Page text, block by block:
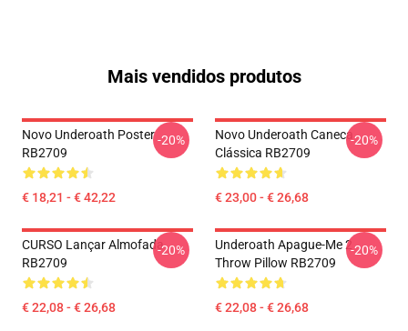
Mais vendidos produtos
Novo Underoath Poster
RB2709
€ 18,21 - € 42,22
-20%
Novo Underoath Caneca
Clássica RB2709
€ 23,00 - € 26,68
-20%
CURSO Lançar Almofada
RB2709
€ 22,08 - € 26,68
-20%
Underoath Apague-Me 2
Throw Pillow RB2709
€ 22,08 - € 26,68
-20%